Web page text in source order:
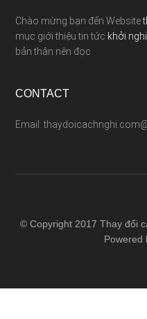
Chào mừng bạn đến Website
mục giới thiệu tin tức khởi
bản thân nên đọc
CONTACT
Email:
© Copyright 2017 Thay đổi
Powered